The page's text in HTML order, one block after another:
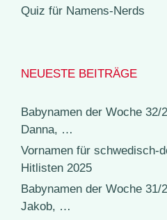
Quiz für Namens-Nerds
NEUESTE BEITRÄGE
Babynamen der Woche 32/
Danna, …
Vornamen für schwedisch-
Hitlisten 2025
Babynamen der Woche
Jakob, …